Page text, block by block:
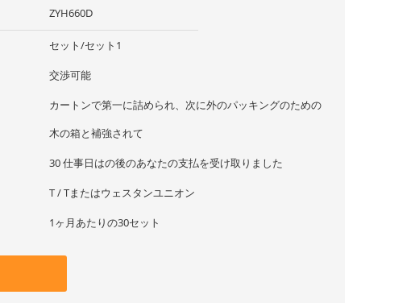
ZYH660D
セット/セット1
交渉可能
カートンで第一に詰められ、次に外のパッキングのための
木の箱と補強されて
30 仕事日はの後のあなたの支払を受け取りました
T / Tまたはウェスタンユニオン
1ヶ月あたりの30セット